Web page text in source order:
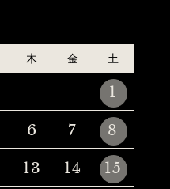
木 金 土
1
6 7
8
13 14
15